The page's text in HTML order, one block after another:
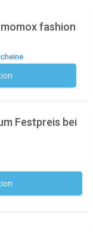
fashion
Festpreis bei